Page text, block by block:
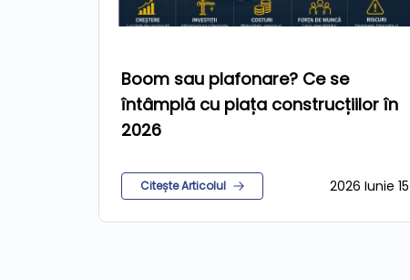
Boom sau plafonare? Ce se
întâmplă cu piața construcțiilor în
2026
Citește Articolul 2026 Iunie 15